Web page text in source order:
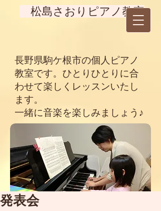
松島さおりピアノ教室
長野県駒ケ根市の個人ピアノ
教室です。ひとりひとりに合
わせて楽しくレッスンいたし
ます。
一緒に音楽を楽しみましょう♪
発表会